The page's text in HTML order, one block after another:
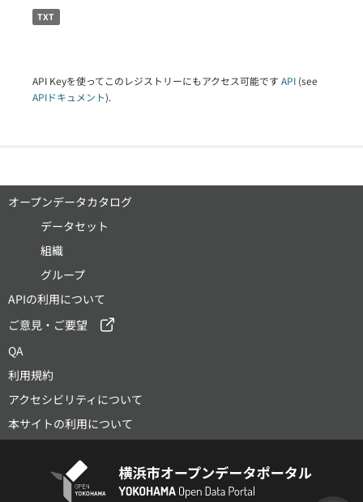
TXT
API Keyを使ってこのレジストリーにもアクセス可能です API (see
APIドキュメント).
オープンデータカタログ
データセット
組織
グループ
APIの利用について
ご意見・ご要望
QA
利用規約
アクセシビリティについて
本サイトの利用について